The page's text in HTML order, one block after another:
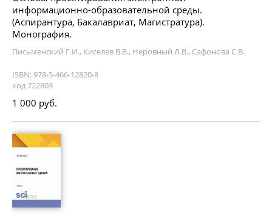
информационно-образовательной среды.
(Аспирантура, Бакалавриат, Магистратура).
Монография.
Письменский Г.И., Киселев В.В., Неровный Л.В., Сафонова С.В.
ISBN: 978-5-466-12820-8
код 722803
1 000 руб.